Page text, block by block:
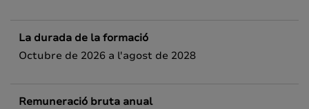
La durada de la formació
Octubre de 2026 a l'agost de 2028
Remuneració bruta anual